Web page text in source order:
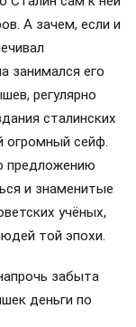
А зачем, если и
занимался его
регулярно
сталинских
огромный сейф.
предложению
и знаменитые
учёных,
той эпохи.
забыта
деньги по